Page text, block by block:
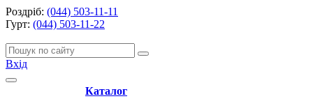
Роздріб: (044) 503-11-11
Гурт: (044) 503-11-22
Вхід
Каталог